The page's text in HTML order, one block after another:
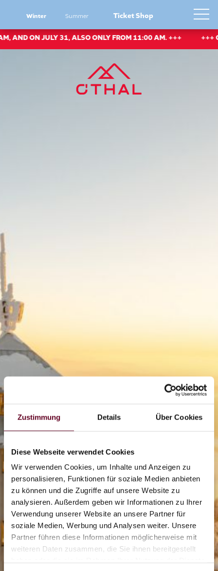
Zustimmung Details Über Cookies
Diese Webseite verwendet Cookies
Wir verwenden Cookies, um Inhalte und Anzeigen zu
personalisieren, Funktionen für soziale Medien anbieten
zu können und die Zugriffe auf unsere Website zu
analysieren. Außerdem geben wir Informationen zu Ihrer
Verwendung unserer Website an unsere Partner für
soziale Medien, Werbung und Analysen weiter. Unsere
Partner führen diese Informationen möglicherweise mit
weiteren Daten zusammen, die Sie ihnen bereitgestellt
Winter Summer Ticket Shop
0/13
JULY 31, ALSO ONLY FROM 11:00 AM. +++ +++ ON